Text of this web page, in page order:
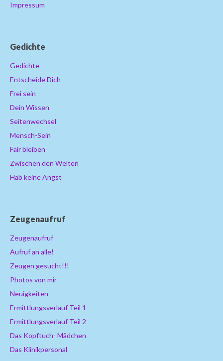
Impressum
Gedichte
Gedichte
Entscheide Dich
Frei sein
Dein Wissen
Seitenwechsel
Mensch-Sein
Fair bleiben
Zwischen den Welten
Hab keine Angst
Zeugenaufruf
Zeugenaufruf
Aufruf an alle!
Zeugen gesucht!!!
Photos von mir
Neuigkeiten
Ermittlungsverlauf Teil 1
Ermittlungsverlauf Teil 2
Das Kopftuch- Mädchen
Das Klinikpersonal